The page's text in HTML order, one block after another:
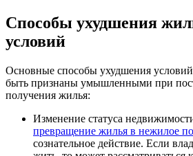
Способы ухудшения
условий
Основные способы ухудшения
быть признаны умышленными при
получения жилья:
Изменение статуса
превращение жилья в нежилое
сознательное действие. Если